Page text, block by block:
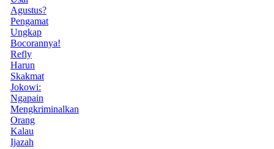
Agustus?
Pengamat
Ungkap
Bocorannya!
Refly
Harun
Skakmat
Jokowi:
Ngapain
Mengkriminalkan
Orang
Kalau
Ijazah